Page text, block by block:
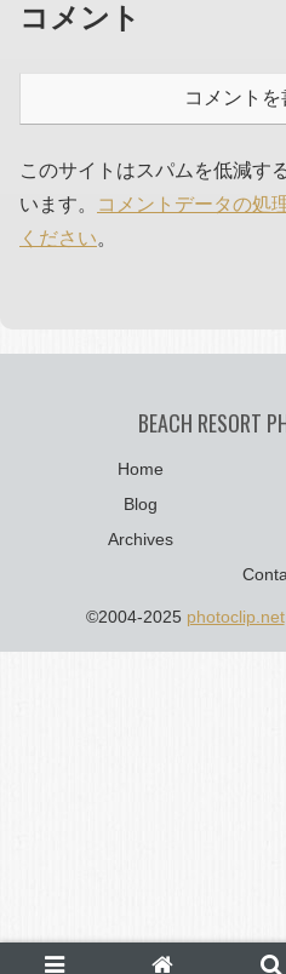
コメント
コメント
このサイトはスパムを低減す
います。
コメントデータの処
ください。
BEACH RESORT
Home
Blog
Archives
©2004-2025 photoclip.net